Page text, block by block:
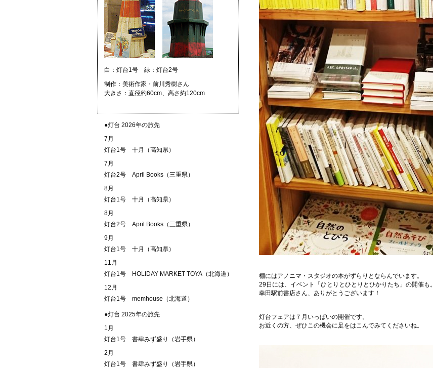
白：灯台1号 緑：灯台2号
制作：美術作家・前川秀樹さん
大きさ：直径約60cm、高さ約120cm
●灯台 2026年の旅先
7月
灯台1号
十月（高知県）
7月
灯台2号
April Books（三重県）
8月
灯台1号
十月（高知県）
8月
灯台2号
April Books（三重県）
9月
灯台1号
十月（高知県）
11月
灯台1号
HOLIDAY MARKET TOYA（北海道）
12月
灯台1号
memhouse（北海道）
●灯台 2025年の旅先
1月
灯台1号
書肆みず盛り（岩手県）
2月
灯台1号
書肆みず盛り（岩手県）
棚にはアノニマ・スタジオの本がずらりとならんでいます。
29日には、イベント「ひとりとひとりとひかりたち」の開催も。
幸田駅前書店さん、ありがとうございます！
灯台フェアは７月いっぱいの開催です。
お近くの方、ぜひこの機会に足をはこんでみてくださいね。